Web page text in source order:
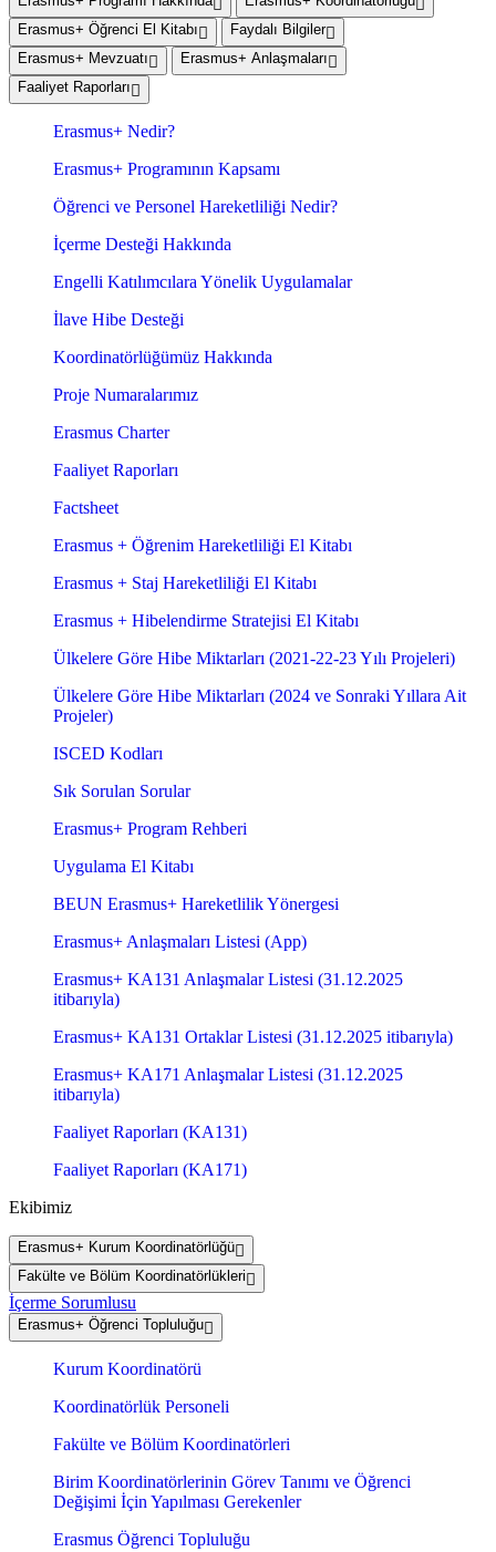
Erasmus+ Öğrenci El Kitabı
Faydalı Bilgiler
Erasmus+ Mevzuatı
Erasmus+ Anlaşmaları
Faaliyet Raporları
Erasmus+ Nedir?
Erasmus+ Programının Kapsamı
Öğrenci ve Personel Hareketliliği Nedir?
İçerme Desteği Hakkında
Engelli Katılımcılara Yönelik Uygulamalar
İlave Hibe Desteği
Koordinatörlüğümüz Hakkında
Proje Numaralarımız
Erasmus Charter
Faaliyet Raporları
Factsheet
Erasmus + Öğrenim Hareketliliği El Kitabı
Erasmus + Staj Hareketliliği El Kitabı
Erasmus + Hibelendirme Stratejisi El Kitabı
Ülkelere Göre Hibe Miktarları (2021-22-23 Yılı Projeleri)
Ülkelere Göre Hibe Miktarları (2024 ve Sonraki Yıllara Ait
Projeler)
ISCED Kodları
Sık Sorulan Sorular
Erasmus+ Program Rehberi
Uygulama El Kitabı
BEUN Erasmus+ Hareketlilik Yönergesi
Erasmus+ Anlaşmaları Listesi (App)
Erasmus+ KA131 Anlaşmalar Listesi (31.12.2025
itibarıyla)
Erasmus+ KA131 Ortaklar Listesi (31.12.2025 itibarıyla)
Erasmus+ KA171 Anlaşmalar Listesi (31.12.2025
itibarıyla)
Faaliyet Raporları (KA131)
Faaliyet Raporları (KA171)
Ekibimiz
Erasmus+ Kurum Koordinatörlüğü
Fakülte ve Bölüm Koordinatörlükleri
İçerme Sorumlusu
Erasmus+ Öğrenci Topluluğu
Kurum Koordinatörü
Koordinatörlük Personeli
Fakülte ve Bölüm Koordinatörleri
Birim Koordinatörlerinin Görev Tanımı ve Öğrenci
Değişimi İçin Yapılması Gerekenler
Erasmus Öğrenci Topluluğu